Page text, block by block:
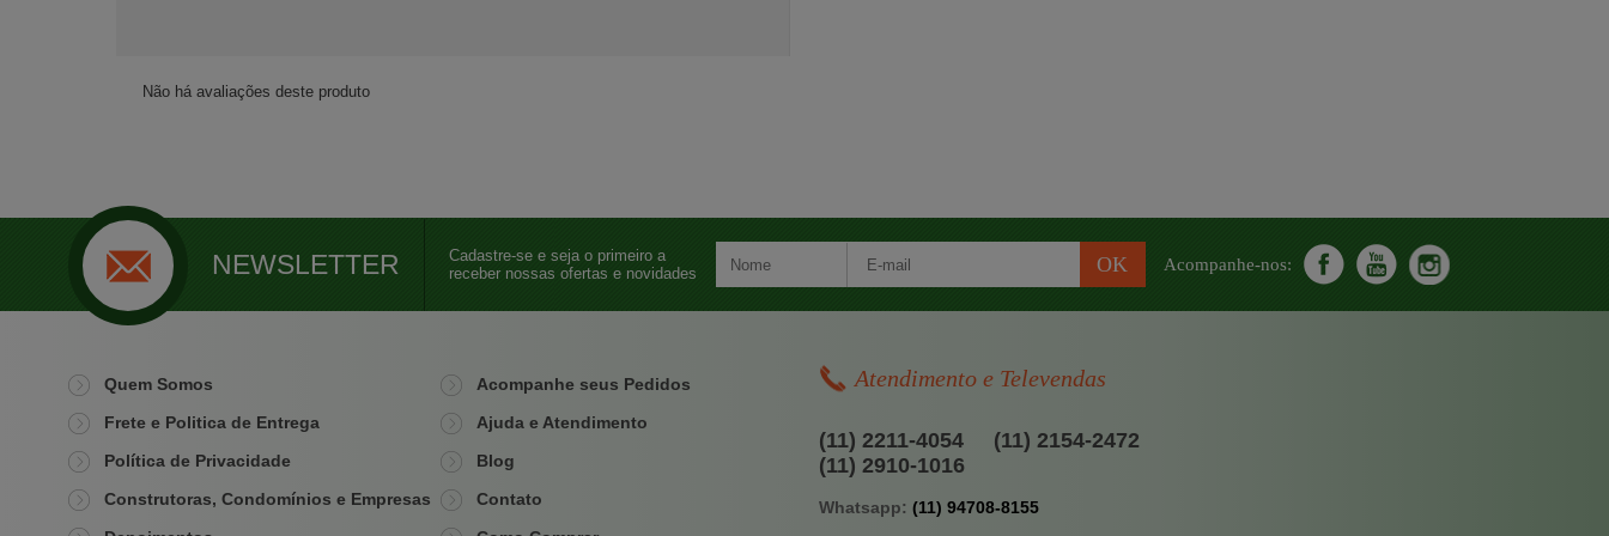
Não há avaliações deste produto
NEWSLETTER
Cadastre-se e seja o primeiro a
receber nossas ofertas e novidades
Acompanhe-nos:
Quem Somos
Frete e Politica de Entrega
Política de Privacidade
Construtoras, Condomínios e Empresas
Acompanhe seus Pedidos
Ajuda e Atendimento
Blog
Contato
Atendimento e Televendas
(11) 2211-4054
(11) 2154-2472
(11) 2910-1016
Whatsapp: (11) 94708-8155